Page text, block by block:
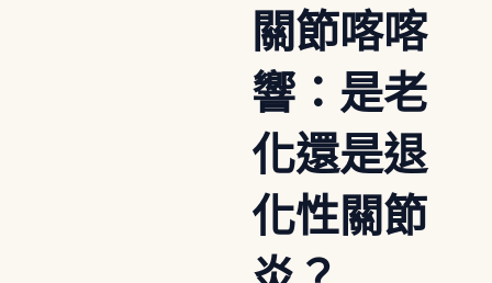
關節喀喀
響：是老
化還是退
化性關節